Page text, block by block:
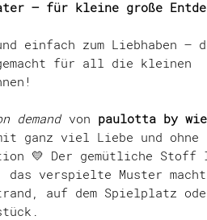
– für kleine große
einfach zum Liebhaben –
für all die kleinen
demandvon paulotta by
ganz viel Liebe und ohne
💛 Der gemütliche Stoff
das verspielte Muster
auf dem Spielplatz